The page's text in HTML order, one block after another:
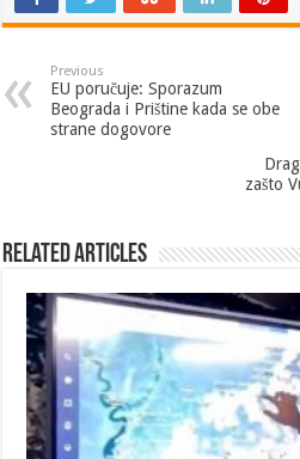
Previous
EU poručuje: Sporazum
Beograda i Prištine kada se obe
strane dogovore
zašto
Related Articles